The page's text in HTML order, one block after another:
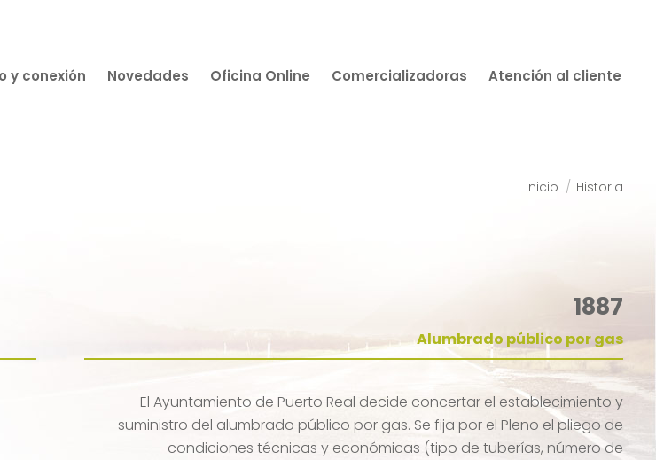
y conexión Novedades Oficina Online Comercializadoras Atención al cliente
Estás aquí:
Inicio Historia
1887
Alumbrado público por gas
El Ayuntamiento de Puerto Real decide concertar el establecimiento y
suministro del alumbrado público por gas. Se fija por el Pleno el pliego de
condiciones técnicas y económicas (tipo de tuberías, número de